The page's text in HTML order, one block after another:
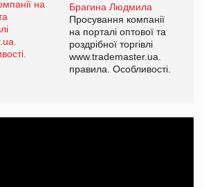
Брагина Людмила
Просування компанії
на порталі оптової та
роздрібної торгівлі
www.trademaster.ua.
правила. Особливості.